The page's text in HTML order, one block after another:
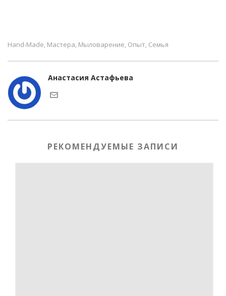
Hand-Made, Мастера, Мыловарение, Опыт, Семья
Анастасия Астафьева
РЕКОМЕНДУЕМЫЕ ЗАПИСИ